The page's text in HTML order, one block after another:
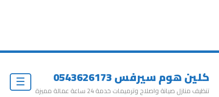
كلين هوم سيرفس 0543626173
تنظيف منازل صيانة واصلاح وترميمات خدمة 24 ساعة عمالة مميزة